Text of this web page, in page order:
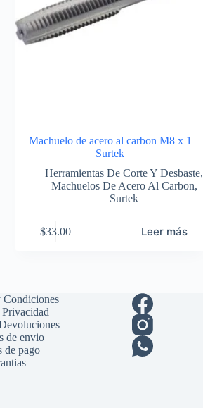
Machuelo de acero al carbon M8 x 1
Surtek
Herramientas De Corte Y Desbaste,
Machuelos De Acero Al Carbon,
Surtek
$33.00 Leer más
Condiciones
de envio
de pago